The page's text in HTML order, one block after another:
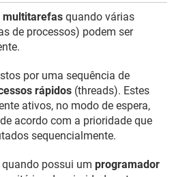
multitarefas quando várias
de processos) podem ser
por uma sequência de
rápidos (threads). Estes
ativos, no modo de espera,
acordo com a prioridade que
sequencialmente.
quando possui um programador